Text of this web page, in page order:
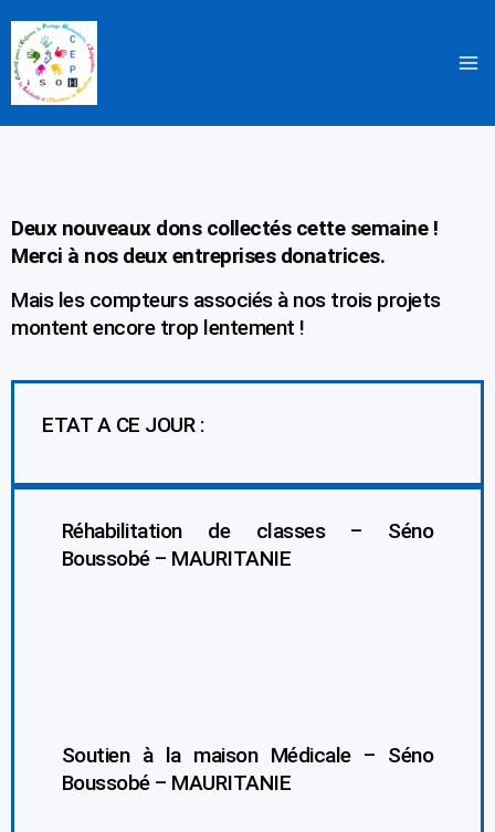
au
contenu
Deux nouveaux dons collectés cette semaine !
Merci à nos deux entreprises donatrices.
Mais les compteurs associés à nos trois projets
montent encore trop lentement !
ETAT A CE JOUR :
Réhabilitation de classes – Séno
Boussobé – MAURITANIE
Soutien à la maison Médicale – Séno
Boussobé – MAURITANIE